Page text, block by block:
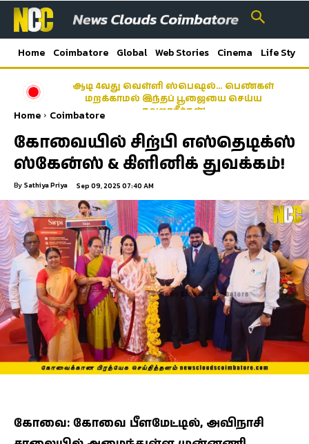
Home Coimbatore Global Web Stories Cinema Life Style
ஆடி 4வது வெள்ளி ஸ்பெஷல்… பெண்கள்
மறக்காமல் இந்தப் பூஜையை செய்ய
தவறாதீர்கள்!
Latest News Coimbatore | கோயம்புத்தூர் மாவட்ட
செய்திகள்
Home Coimbatore
கோவையில் சிற்பி எஸ்தெடிக்ஸ்
ஸ்கேன்ஸ் & கிளினிக் துவக்கம்!
By Sathiya Priya Sep 09, 2025 07:40 AM
கோவை: கோவை பீளமேட்டில், அவிநாசி